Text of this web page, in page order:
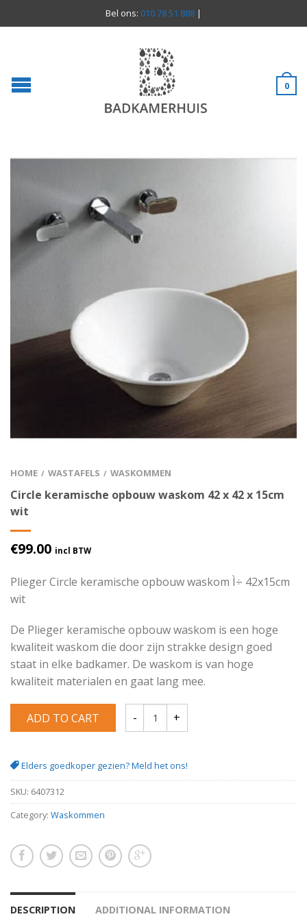
Bel ons: 010 78 51 888 |
0
HOME / WASTAFELS / WASKOMMEN
Circle keramische opbouw waskom 42 x 42 x 15cm
wit
€99.00 incl BTW
Plieger Circle keramische opbouw waskom Ì÷ 42x15cm
wit
De Plieger keramische opbouw waskom is een hoge
kwaliteit waskom die door zijn strakke design goed
staat in elke badkamer. De waskom is van hoge
kwaliteit materialen en gaat lang mee.
ADD TO CART
Elders goedkoper gezien? Meld het ons!
SKU: 6407312
Category: Waskommen
DESCRIPTION ADDITIONAL INFORMATION